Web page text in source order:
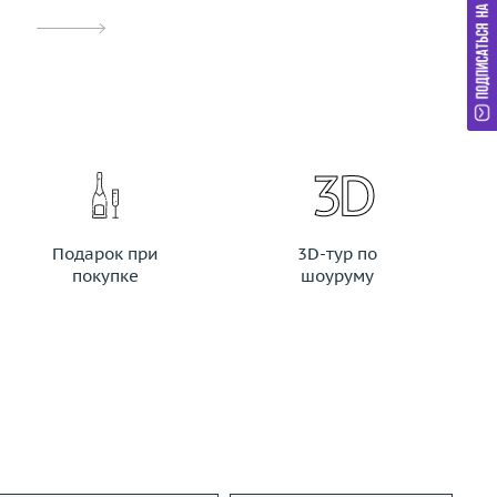
Подарок при
покупке
3D-тур по
шоуруму